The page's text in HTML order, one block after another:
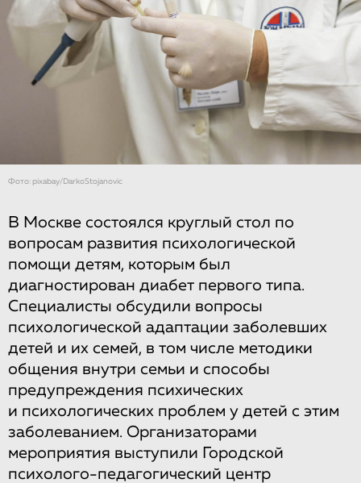
Фото: pixabay/DarkoStojanovic
В Москве состоялся круглый стол по
вопросам развития психологической
помощи детям, которым был
диагностирован диабет первого типа.
Специалисты обсудили вопросы
психологической адаптации заболевших
детей и их семей, в том числе методики
общения внутри семьи и способы
предупреждения психических
и психологических проблем у детей с этим
заболеванием. Организаторами
мероприятия выступили Городской
психолого-педагогический центр